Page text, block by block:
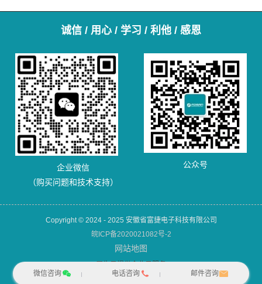
诚信 / 用心 / 学习 / 利他 / 感恩
企业微信
（购买问题和技术支持）
公众号
Copyright © 2024 - 2025 安徽省富捷电子科技有限公司
皖ICP备2020021082号-2
网站地图
微信咨询
电话咨询 邮件咨询